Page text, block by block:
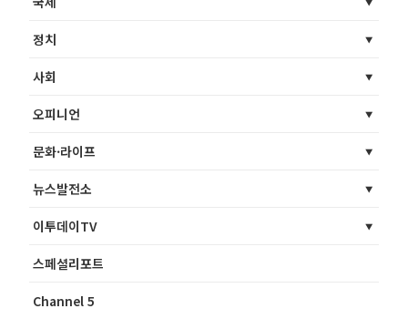
정치
사회
오피니언
문화·라이프
뉴스발전소
이투데이TV
스페셜리포트
Channel 5